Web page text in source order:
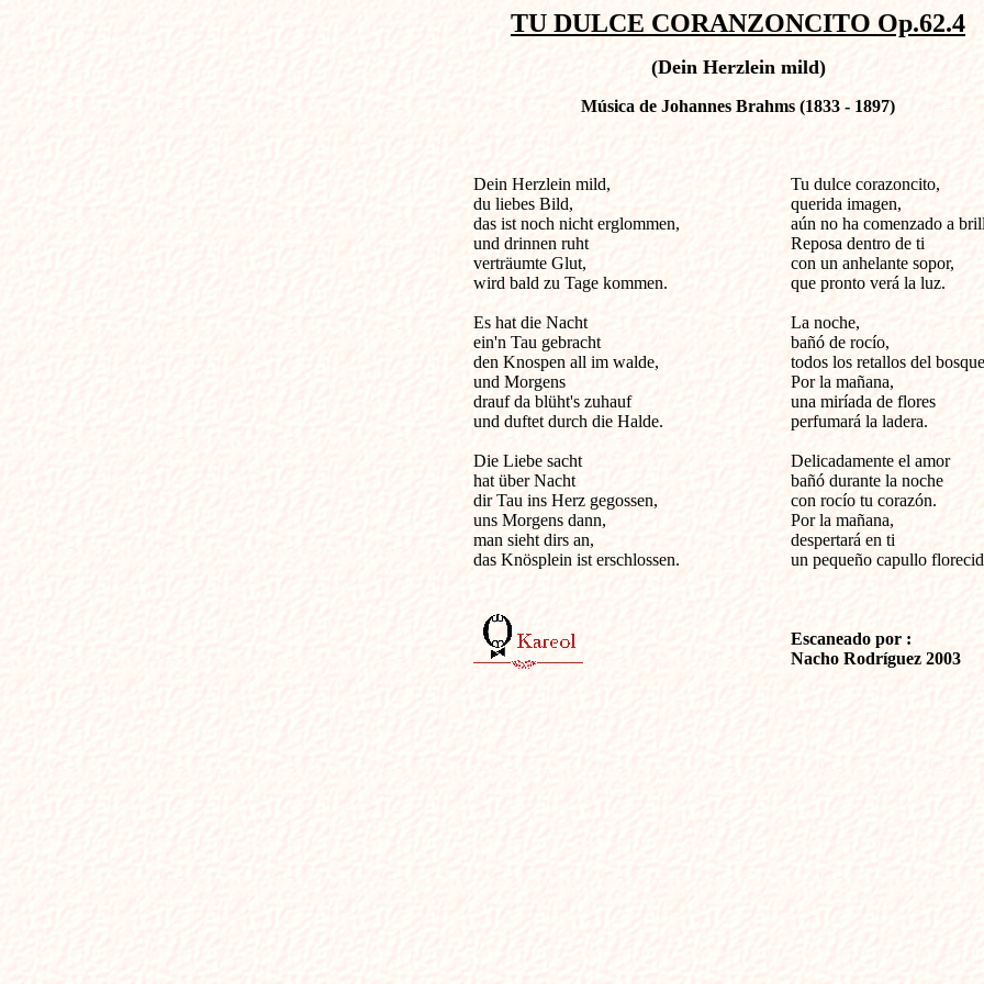
TU DULCE CORANZONCITO Op.62.4
(Dein Herzlein mild)
Música de Johannes Brahms (1833 - 1897)
Dein Herzlein mild,
du liebes Bild,
das ist noch nicht erglommen,
und drinnen ruht
verträumte Glut,
wird bald zu Tage kommen.
Es hat die Nacht
ein'n Tau gebracht
den Knospen all im walde,
und Morgens
drauf da blüht's zuhauf
und duftet durch die Halde.
Die Liebe sacht
hat über Nacht
dir Tau ins Herz gegossen,
uns Morgens dann,
man sieht dirs an,
das Knösplein ist erschlossen.
Tu dulce corazoncito,
querida imagen,
aún no ha comenzado a
Reposa dentro de ti
con un anhelante sopor,
que pronto verá la luz.
La noche,
bañó de rocío,
todos los retallos del
Por la mañana,
una miríada de flores
perfumará la ladera.
Delicadamente el amor
bañó durante la noche
con rocío tu corazón.
Por la mañana,
despertará en ti
un pequeño capullo
Escaneado por :
Nacho Rodríguez 2003